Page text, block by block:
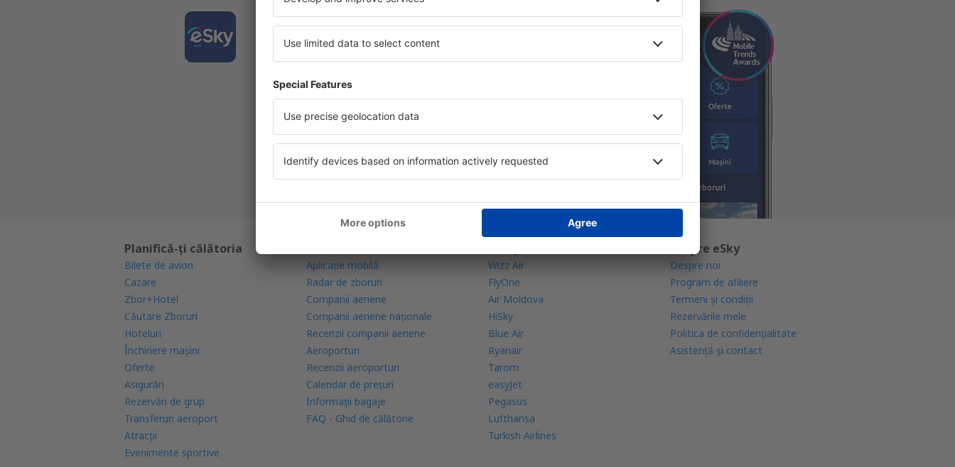
Descarcă aplicația noastră
și organizează-ţi convenabil
Cea mai bine evaluată aplicație din categoria călătoriilor
Noi oferte zilnice la îndemână
Toate rezervările tale într-un singur loc
Planifică-ți călătoria
Bilete de avion
Cazare
Zbor+Hotel
Căutare Zboruri
Hoteluri
Închiriere mașini
Oferte
Asigurări
Rezervări de grup
Transferuri aeroport
Atracţii
Evenimente sportive
Aplicație mobilă
Radar de zboruri
Companii aeriene
Companii aeriene naţionale
Recenzii companii aeriene
Aeroporturi
Recenzii aeroporturi
Calendar de prețuri
Informații bagaje
FAQ - Ghid de călătorie
Wizz Air
FlyOne
Air Moldova
HiSky
Blue Air
Ryanair
Tarom
easyJet
Pegasus
Lufthansa
Turkish Airlines
Despre eSky
Despre noi
Program de afiliere
Termeni şi condiţii
Rezervările mele
Politica de confidențialitate
Asistenţă şi contact